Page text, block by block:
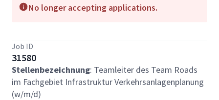
No longer accepting applications.
Job ID
31580
Stellenbezeichnung: Teamleiter des Team Roads
im Fachgebiet Infrastruktur Verkehrsanlagenplanung
(w/m/d)